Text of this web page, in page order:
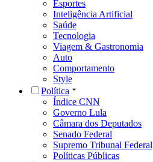
Esportes
Inteligência Artificial
Saúde
Tecnologia
Viagem & Gastronomia
Auto
Comportamento
Style
Política
Índice CNN
Governo Lula
Câmara dos Deputados
Senado Federal
Supremo Tribunal Federal
Políticas Públicas